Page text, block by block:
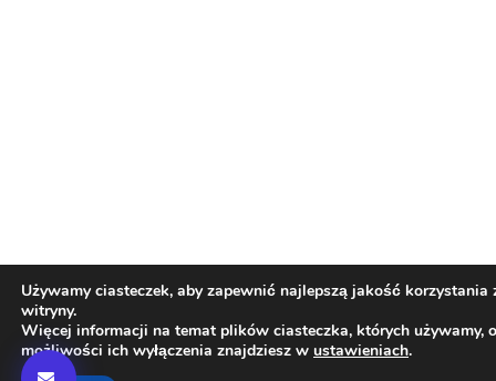
Używamy ciasteczek, aby zapewnić najlepszą jakość korzystania
witryny.
Więcej informacji na temat plików ciasteczka, których używamy,
możliwości ich wyłączenia znajdziesz w ustawieniach.